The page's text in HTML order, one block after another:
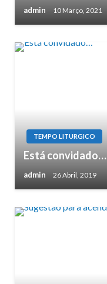
admin 10 Março, 2021
TEMPO LITURGICO
Está convidado…
admin 26 Abril, 2019